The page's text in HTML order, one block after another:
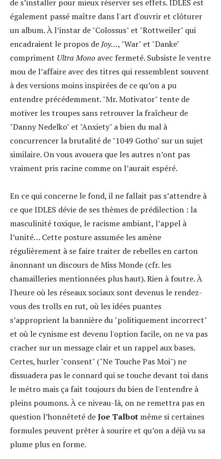
de s’installer pour mieux réserver ses effets. IDLES est
également passé maître dans l'art d'ouvrir et clôturer
un album. À l’instar de "Colossus" et "Rottweiler" qui
encadraient le propos de Joy…, "War" et "Danke"
compriment Ultra Mono avec fermeté. Subsiste le ventre
mou de l’affaire avec des titres qui ressemblent souvent
à des versions moins inspirées de ce qu’on a pu
entendre précédemment. "Mr. Motivator" tente de
motiver les troupes sans retrouver la fraîcheur de
"Danny Nedelko" et "Anxiety" a bien du mal à
concurrencer la brutalité de "1049 Gotho" sur un sujet
similaire. On vous avouera que les autres n’ont pas
vraiment pris racine comme on l’aurait espéré.
En ce qui concerne le fond, il ne fallait pas s’attendre à
ce que IDLES dévie de ses thèmes de prédilection : la
masculinité toxique, le racisme ambiant, l’appel à
l’unité… Cette posture assumée les amène
régulièrement à se faire traiter de rebelles en carton
ânonnant un discours de Miss Monde (cfr. les
chamailleries mentionnées plus haut). Rien à foutre. À
l'heure où les réseaux sociaux sont devenus le rendez-
vous des trolls en rut, où les idées puantes
s’approprient la bannière du "politiquement incorrect"
et où le cynisme est devenu l'option facile, on ne va pas
cracher sur un message clair et un rappel aux bases.
Certes, hurler "consent" ("Ne Touche Pas Moi") ne
dissuadera pas le connard qui se touche devant toi dans
le métro mais ça fait toujours du bien de l'entendre à
pleins poumons. À ce niveau-là, on ne remettra pas en
question l’honnêteté deJoe Talbot même si certaines
formules peuvent prêter à sourire et qu’on a déjà vu sa
plume plus en forme.